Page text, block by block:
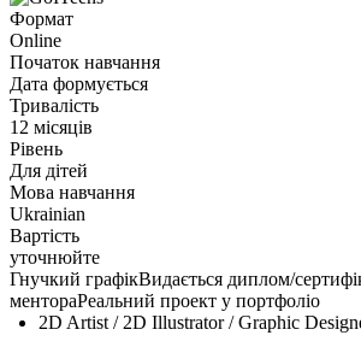
Формат
Online
Початок навчання
Дата формується
Тривалість
12 місяців
Рівень
Для дітей
Мова навчання
Ukrainian
Вартість
уточнюйте
Гнучкий графікВидається диплом/
ментораРеальний проект у портфоліо
2D Artist / 2D Illustrator / Graphic